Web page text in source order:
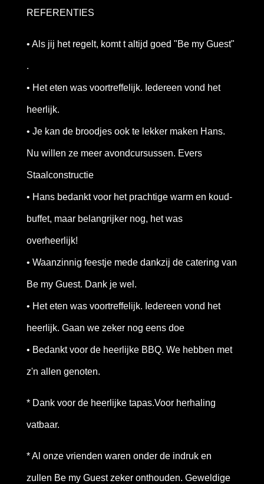
REFERENTIES
• Als jij het regelt, komt t altijd goed "Be my Guest"
.
• Het eten was voortreffelijk. Iedereen vond het
heerlijk.
• Je kan de broodjes ook te lekker maken Hans.
Nu willen ze meer avondcursussen. Evers
Staalconstructie
• Hans bedankt voor het prachtige warm en koud-
buffet, maar belangrijker nog, het was
overheerlijk!
• Waanzinnig feestje mede dankzij de catering van
Be my Guest. Dank je wel.
• Het eten was voortreffelijk. Iedereen vond het
heerlijk. Gaan we zeker nog eens doe
• Bedankt voor de heerlijke BBQ. We hebben met
z'n allen genoten.
* Dank voor de heerlijke tapas.Voor herhaling
vatbaar.
* Al onze vrienden waren onder de indruk en
zullen Be my Guest zeker onthouden. Geweldige